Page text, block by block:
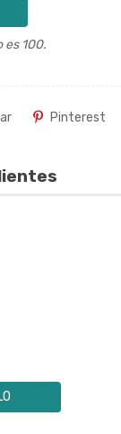
es 100.
Pinterest